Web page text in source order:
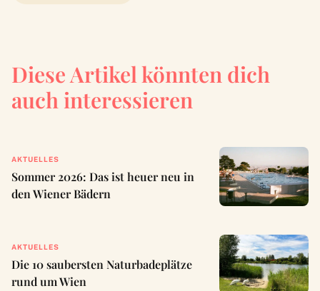
Diese Artikel könnten dich
auch interessieren
AKTUELLES
Sommer 2026: Das ist heuer neu in
den Wiener Bädern
AKTUELLES
Die 10 saubersten Naturbadeplätze
rund um Wien